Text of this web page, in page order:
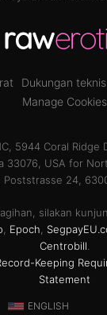
Dukungan teknis
Manage Cookies
5944 Coral Ridge
33076, USA for
Poststrasse 24,
silakan
, Epoch,
Centrobill.
Keeping
Statement
ENGLISH